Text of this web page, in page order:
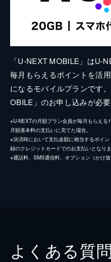
「U-NEXT MOBILE」はU-
毎月もらえるポイントを活
になるモバイルプランです
OBILE」のお申し込みが必要
※U-NEXTの月額プラン会員が毎月もらえ
月額基本料の支払いに充てた場合。
※決済時において支払金額に相当するポイ
録のクレジットカードでのお支払いとなりま
※通話料、SMS通信料、オプション（かけ
よくある質問